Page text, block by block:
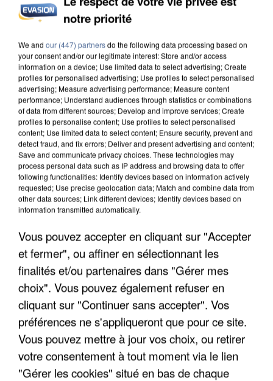
L’UN DES FONDATEURS SUPPOSÉS DE LA DZ
MAFIA INTERPELLÉ EN ALGÉRIE
UN SECOND CADRE DE LA DZ MAFIA
INTERPELLÉ EN ALGÉRIE
notre priorité
We and our (447) partnersdo the following data processing based on
your consent and/or our legitimate interest: Store and/or access
information on a device; Use limited data to select advertising; Create
profiles for personalised advertising; Use profiles to select personalised
advertising; Measure advertising performance; Measure content
performance; Understand audiences through statistics or combinations
of data from different sources; Develop and improve services; Create
profiles to personalise content; Use profiles to select personalised
content; Use limited data to select content; Ensure security, prevent and
detect fraud, and fix errors; Deliver and present advertising and content;
Save and communicate privacy choices. These technologies may
process personal data such as IP address and browsing data to offer
following functionalities: Identify devices based on information actively
requested; Use precise geolocation data; Match and combine data from
other data sources; Link different devices; Identify devices based on
information transmitted automatically.
Vous pouvez accepter en cliquant sur "Accepter
et fermer", ou affiner en sélectionnant les
finalités et/ou partenaires dans "Gérer mes
choix". Vous pouvez également refuser en
cliquant sur "Continuer sans accepter". Vos
préférences ne s'appliqueront que pour ce site.
Vous pouvez mettre à jour vos choix, ou retirer
votre consentement à tout moment via le lien
"Gérer les cookies" situé en bas de chaque